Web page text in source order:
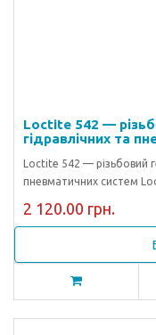
Loctite 542 —
гідравлічних та
Loctite 542 — різьбовий
пневматичних систем
2 120.00 грн.